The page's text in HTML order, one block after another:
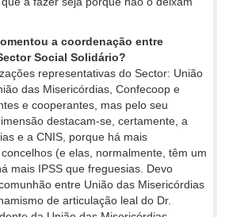
a coordenação entre
Social Solidário?
representativas do Sector: União
das Misericórdias, Confecoop e
e cooperantes, mas pelo seu
destacam-se, certamente, a
e a CNIS, porque há mais
(e elas, normalmente, têm um
mais IPSS que freguesias. Devo
entre União das Misericórdias
de articulação leal do Dr.